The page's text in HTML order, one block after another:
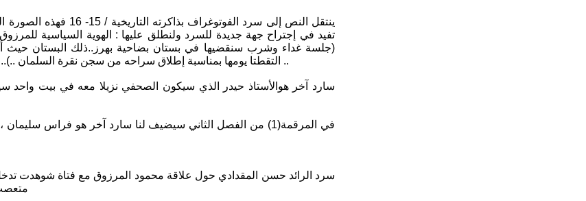
(جلسة غداء وشرب سنقضيها في بستان بضاحية بهرز..ذلك البستان حيث
التقطتا يومها بمناسبة إطلاق سراحه من سجن نقرة السلمان ..).. ومن خلال ذكر لفظة أوربية(براغ ) سنعرف أختلافه مع الشيوعيين العراقيين ..
سارد آخر هوالأستاذ حيدر الذي سيكون الصحفي نزيلا معه في بيت
سرد الرائد حسن المقدادي حول علاقة محمود المرزوق مع فتاة شوهدت